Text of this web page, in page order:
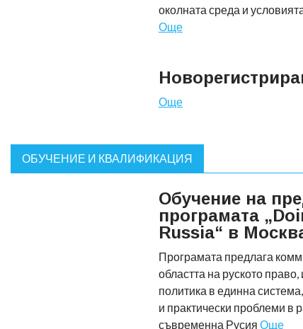
околната среда и
Още
Още
ОБУЧЕНИЕ И КВАЛИФИКАЦИЯ
Обучение на
програмата
Russia“ в
Програмата предлага
областта на руското
политика в единна
и практически проблеми в
съвременна Русия Още